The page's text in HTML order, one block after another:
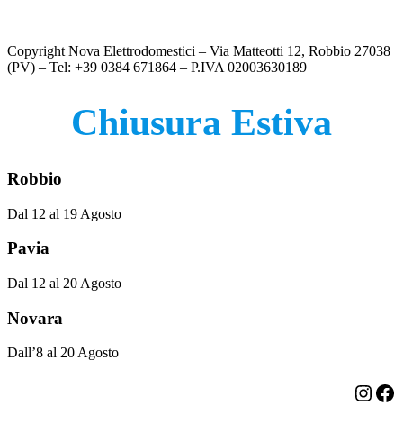
Copyright Nova Elettrodomestici – Via Matteotti 12, Robbio 27038
(PV) – Tel: +39 0384 671864 – P.IVA 02003630189
Chiusura Estiva
Robbio
Dal 12 al 19 Agosto
Pavia
Dal 12 al 20 Agosto
Novara
Dall’8 al 20 Agosto